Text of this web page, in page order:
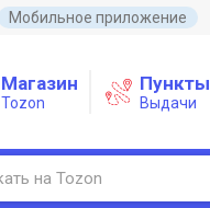
Мобильное приложение
Магазин
Tozon
Пункты
Выдачи